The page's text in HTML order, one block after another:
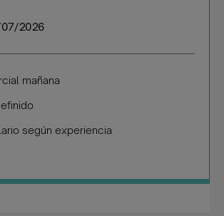
07/2026
mañana
según experiencia